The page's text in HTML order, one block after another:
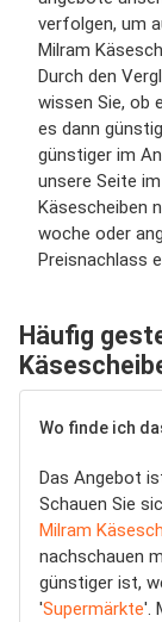
verfolgen, um
Milram
Durch den
wissen Sie, ob
es dann
günstiger im
unsere Seite
Käsescheiben
woche oder
Preisnachlass
Häufig
Wo finde ich
Das Angebot
Schauen Sie
Milram
nachschauen
günstiger ist,
'Supermärkte'.